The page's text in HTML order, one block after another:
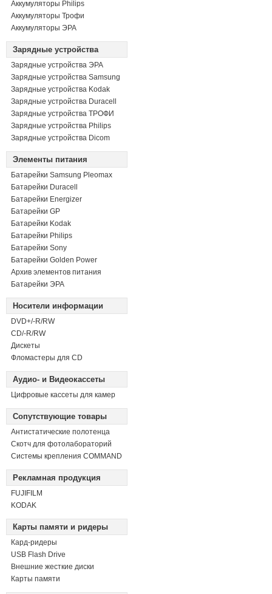
Аккумуляторы Philips
Аккумуляторы Трофи
Аккумуляторы ЭРА
Зарядные устройства
Зарядные устройства ЭРА
Зарядные устройства Samsung
Зарядные устройства Kodak
Зарядные устройства Duracell
Зарядные устройства ТРОФИ
Зарядные устройства Philips
Зарядные устройства Dicom
Элементы питания
Батарейки Samsung Pleomax
Батарейки Duracell
Батарейки Energizer
Батарейки GP
Батарейки Kodak
Батарейки Philips
Батарейки Sony
Батарейки Golden Power
Архив элементов питания
Батарейки ЭРА
Носители информации
DVD+/-R/RW
СD/-R/RW
Дискеты
Фломастеры для CD
Аудио- и Видеокассеты
Цифровые кассеты для камер
Сопутствующие товары
Антистатические полотенца
Скотч для фотолабораторий
Системы крепления COMMAND
Рекламная продукция
FUJIFILM
KODAK
Карты памяти и ридеры
Кард-ридеры
USB Flash Drive
Внешние жесткие диски
Карты памяти